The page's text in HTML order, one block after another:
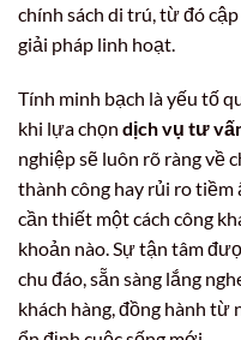
chính sách di trú, từ đó
giải pháp linh hoạt.
Tính minh bạch là yếu tố
khi lựa chọn dịch vụ tư
nghiệp sẽ luôn rõ ràng về
thành công hay rủi ro tiềm
cần thiết một cách công
khoản nào. Sự tận tâm
chu đáo, sẵn sàng lắng
khách hàng, đồng hành